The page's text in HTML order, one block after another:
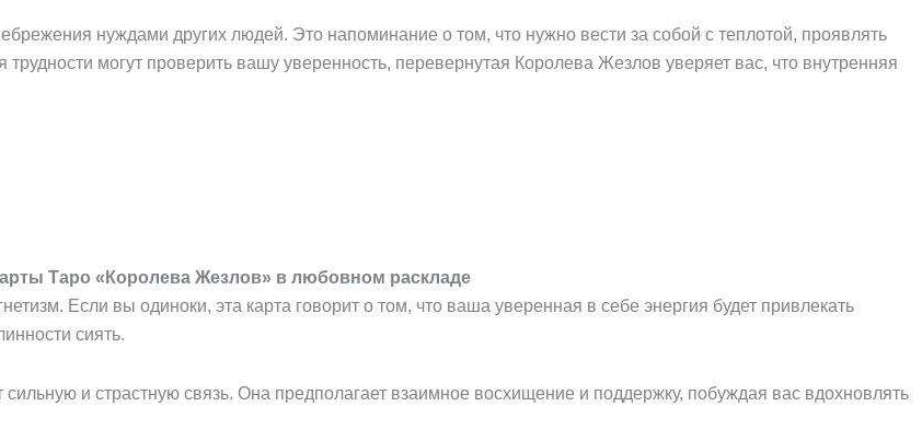
нуждами других людей. Это напоминание о том, что нужно вести за собой с теплотой, проявлять
трудности могут проверить вашу уверенность, перевернутая Королева Жезлов уверяет вас, что внутренняя
Таро «Королева Жезлов» в любовном раскладе
Если вы одиноки, эта карта говорит о том, что ваша уверенная в себе энергия будет привлекать
сиять.
и страстную связь. Она предполагает взаимное восхищение и поддержку, побуждая вас вдохновлять